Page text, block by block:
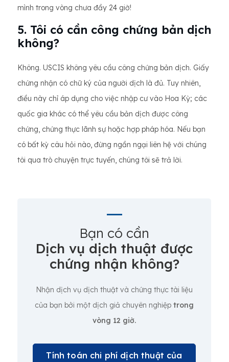
mình trong vòng chưa đầy 24 giờ!
5. Tôi có cần công chứng bản dịch
không?
Không. USCIS không yêu cầu công chứng bản dịch. Giấy
chứng nhận có chữ ký của người dịch là đủ. Tuy nhiên,
điều này chỉ áp dụng cho việc nhập cư vào Hoa Kỳ; các
quốc gia khác có thể yêu cầu bản dịch được công
chứng, chứng thực lãnh sự hoặc hợp pháp hóa. Nếu bạn
có bất kỳ câu hỏi nào, đừng ngần ngại liên hệ với chúng
tôi qua trò chuyện trực tuyến, chúng tôi sẽ trả lời.
Bạn có cần
Dịch vụ dịch thuật được
chứng nhận không?
Nhận dịch vụ dịch thuật và chứng thực tài liệu
của bạn bởi một dịch giả chuyên nghiệp trong
vòng 12 giờ.
Tính toán chi phí dịch thuật của